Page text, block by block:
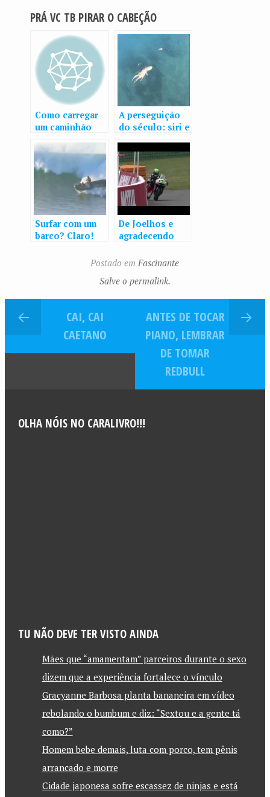
PRÁ VC TB PIRAR O CABEÇÃO
Como carregar
um caminhão
sem esforço?
A perseguição
do século: siri e
Surfar com um
barco? Claro!
De Joelhos e
agradecendo
Postado emFascinante
Salve o permalink.
CAI, CAI
CAETANO
ANTES DE TOCAR
PIANO, LEMBRAR
DE TOMAR
REDBULL
OLHA NÓIS NO CARALIVRO!!!
TU NÃO DEVE TER VISTO AINDA
Mães que “amamentam” parceiros durante o sexo
dizem que a experiência fortalece o vínculo
Gracyanne Barbosa planta bananeira em vídeo
rebolando o bumbum e diz: “Sextou e a gente tá
como?”
Homem bebe demais, luta com porco, tem pênis
arrancado e morre
Cidade japonesa sofre escassez de ninjas e está